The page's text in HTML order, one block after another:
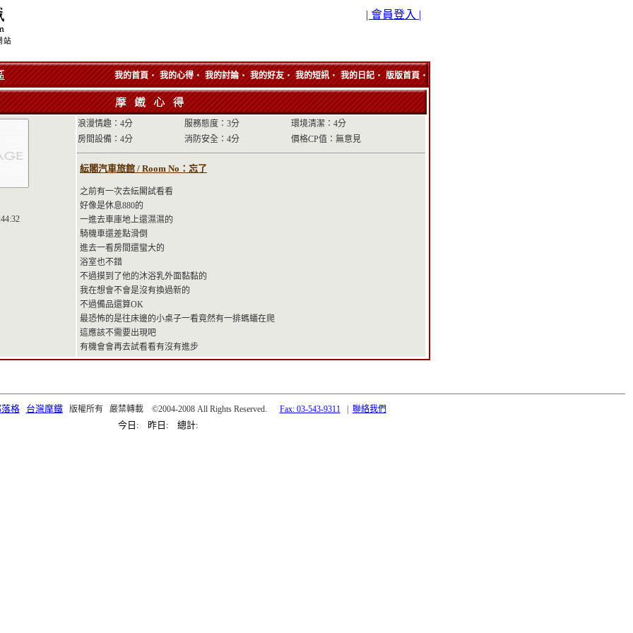
| 會員登入 |
我的首頁 ‧ 我的心得 ‧ 我的討論 ‧ 我的好友 ‧ 我的短訊‧ 我的日記 ‧ 版版首頁 ‧
浪漫情趣：4分 服務態度：3分
環境清潔：4分
房間設備：4分
消防安全：4分 價格CP值：無意見
紜閣汽車旅館 / Room No：忘了
之前有一次去紜閣試看看
好像是休息880的
一進去車庫地上還濕濕的
騎機車還差點滑倒
進去一看房間還蠻大的
浴室也不錯
不過摸到了他的沐浴乳外面黏黏的
我在想會不會是沒有換過新的
不過備品還算OK
最恐怖的是往床邊的小桌子一看竟然有一排螞蟻在爬
這應該不需要出現吧
有機會會再去試看看有沒有進步
格 台灣摩鐵版權所有 嚴禁轉載 ©2004-2008 All Rights Reserved. Fax: 03-543-9311| 聯絡我們
今日: 昨日: 總計: